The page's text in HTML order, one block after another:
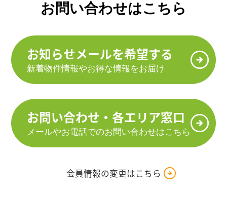
お問い合わせはこちら
お知らせメールを希望する
新着物件情報やお得な情報をお届け
お問い合わせ・各エリア窓口
メールやお電話でのお問い合わせはこちら
会員情報の変更はこちら